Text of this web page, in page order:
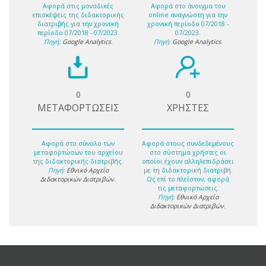
Αφορά στις μοναδικές
επισκέψεις της διδακτορικής
διατριβής για την χρονική
περίοδο 07/2018 - 07/2023.
Πηγή: Google Analytics.
Αφορά στο άνοιγμα του
online αναγνώστη για την
χρονική περίοδο 07/2018 -
07/2023.
Πηγή: Google Analytics.
0
ΜΕΤΑΦΟΡΤΩΣΕΙΣ
Αφορά στο σύνολο των
μεταφορτώσων του αρχείου
της διδακτορικής διατριβής.
Πηγή: Εθνικό Αρχείο
Διδακτορικών Διατριβών.
0
ΧΡΗΣΤΕΣ
Αφορά στους συνδεδεμένους
στο σύστημα χρήστες οι
οποίοι έχουν αλληλεπιδράσει
με τη διδακτορική διατριβή.
Ως επί το πλείστον, αφορά
τις μεταφορτώσεις.
Πηγή: Εθνικό Αρχείο
Διδακτορικών Διατριβών.